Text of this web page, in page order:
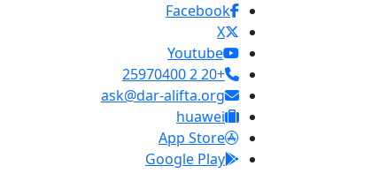
Facebook
X
Youtube
+20 2 25970400
ask@dar-alifta.org
huawei
App Store
Google Play